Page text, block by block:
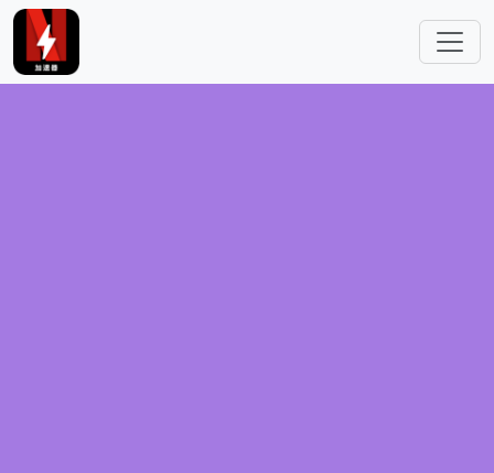
跳转到主要内容